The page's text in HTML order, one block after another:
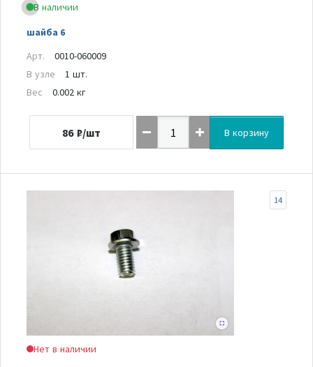
В наличии
шайба 6
Арт.
0010-060009
В узле
1 шт.
Вес
0.002 кг
86 ₽/шт В корзину
Нет в наличии
14